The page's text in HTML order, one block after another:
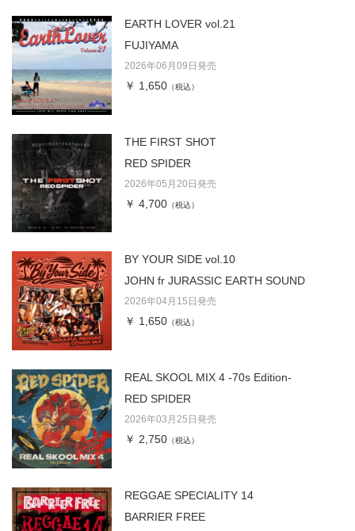
EARTH LOVER vol.21
FUJIYAMA
2026年06月09日発売
￥ 1,650 （税込）
THE FIRST SHOT
RED SPIDER
2026年05月20日発売
￥ 4,700 （税込）
BY YOUR SIDE vol.10
JOHN fr JURASSIC EARTH SOUND
2026年04月15日発売
￥ 1,650 （税込）
REAL SKOOL MIX 4 -70s Edition-
RED SPIDER
2026年03月25日発売
￥ 2,750 （税込）
REGGAE SPECIALITY 14
BARRIER FREE